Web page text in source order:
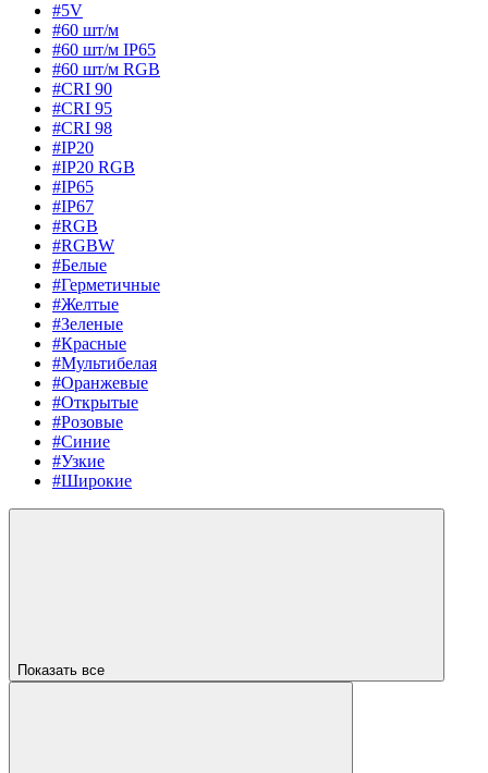
#5V
#60 шт/м
#60 шт/м IP65
#60 шт/м RGB
#CRI 90
#CRI 95
#CRI 98
#IP20
#IP20 RGB
#IP65
#IP67
#RGB
#RGBW
#Белые
#Герметичные
#Желтые
#Зеленые
#Красные
#Мультибелая
#Оранжевые
#Открытые
#Розовые
#Синие
#Узкие
#Широкие
Показать все